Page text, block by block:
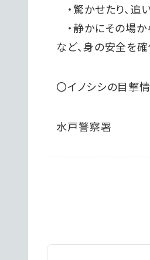
・驚かせたり、追
・静かにその場か
など、身の安全を確
〇イノシシの目撃
水戸警察署